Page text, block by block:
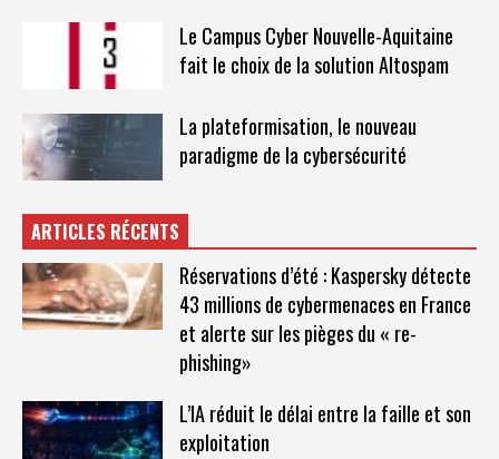
Le Campus Cyber Nouvelle-Aquitaine
fait le choix de la solution Altospam
La plateformisation, le nouveau
paradigme de la cybersécurité
ARTICLES RÉCENTS
Réservations d’été : Kaspersky détecte
43 millions de cybermenaces en France
et alerte sur les pièges du « re-
phishing»
L’IA réduit le délai entre la faille et son
exploitation